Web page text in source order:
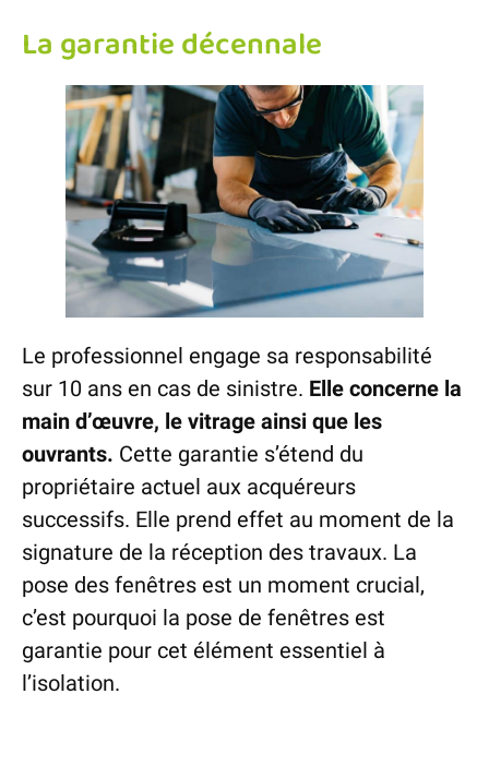
La garantie décennale
Le professionnel engage sa responsabilité
sur 10 ans en cas de sinistre. Elle concerne la
main d’œuvre, le vitrage ainsi que les
ouvrants. Cette garantie s’étend du
propriétaire actuel aux acquéreurs
successifs. Elle prend effet au moment de la
signature de la réception des travaux. La
pose des fenêtres est un moment crucial,
c’est pourquoi la pose de fenêtres est
garantie pour cet élément essentiel à
l’isolation.